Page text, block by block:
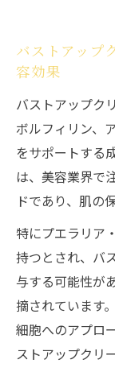
バストアップ
容効果
バストアップク
ボルフィリン、
をサポートする
は、美容業界で
ドであり、肌の
特にプエラリア
持つとされ、バ
与する可能性が
摘されています
細胞へのアプロ
ストアップクリ